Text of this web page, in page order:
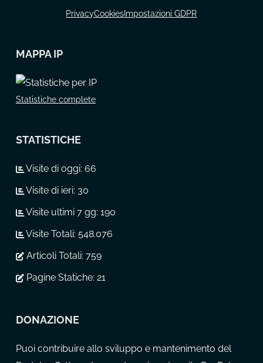
PrivacyCookies Impostazioni GDPR
MAPPA IP
Statistiche complete
STATISTICHE
Visite di oggi: 66
Visite di ieri: 30
Visite ultimi 7 gg: 190
Visite Totali: 548.076
Articoli Totali: 759
Pagine Statiche: 21
DONAZIONE
Puoi contribuire allo sviluppo e mantenimento del